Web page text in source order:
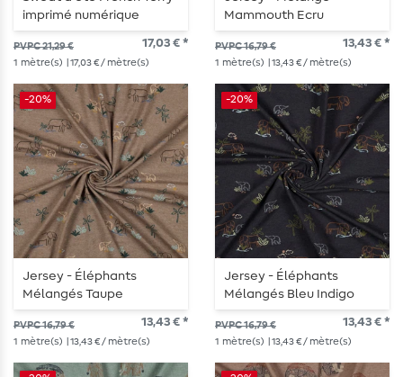
imprimé numérique
Crocodiles Ecru
PVPC 21,29 € 17,03 € *
1 mètre(s) | 17,03 € / mètre(s)
Mammouth Ecru
PVPC 16,79 € 13,43 € *
1 mètre(s) | 13,43 € / mètre(s)
-20%
Jersey - Éléphants
Mélangés Taupe
PVPC 16,79 € 13,43 € *
1 mètre(s) | 13,43 € / mètre(s)
-20%
Jersey - Éléphants
Mélangés Bleu Indigo
PVPC 16,79 € 13,43 € *
1 mètre(s) | 13,43 € / mètre(s)